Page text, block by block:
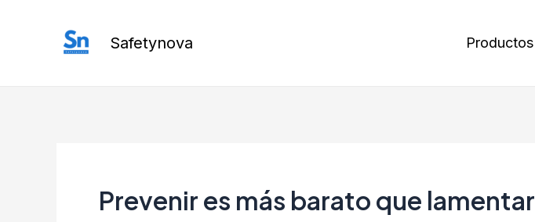
Safetynova Productos
Prevenir es más barato que lamentar